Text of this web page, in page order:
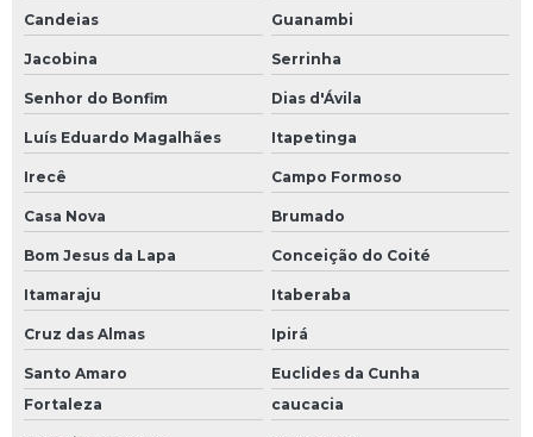
Candeias Guanambi
Jacobina Serrinha
Senhor do Bonfim Dias d'Ávila
Luís Eduardo Magalhães Itapetinga
Irecê Campo Formoso
Casa Nova Brumado
Bom Jesus da Lapa Conceição do Coité
Itamaraju Itaberaba
Cruz das Almas Ipirá
Santo Amaro
Euclides da Cunha
Fortaleza
caucacia